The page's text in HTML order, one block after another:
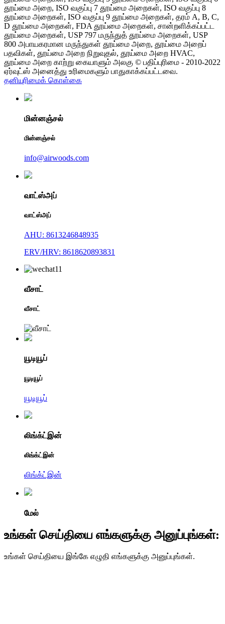
தூய்மை அறை, ISO வகுப்பு 7 தூய்மை அறைகள், ISO வகுப்பு 8
தூய்மை அறைகள், ISO வகுப்பு 9 தூய்மை அறைகள், தரம் A, B, C,
D தூய்மை அறைகள், FDA தூய்மை அறைகள், சான்றளிக்கப்பட்ட
தூய்மை அறைகள், USP 797 மருந்துத் தூய்மை அறைகள், USP
800 அபாயகரமான மருந்துகள் தூய்மை அறை, தூய்மை அறைப்
பதவிகள், தூய்மை அறை நிறுவுதல், தூய்மை அறை HVAC,
தூய்மை அறை காற்று கையாளும் அலகு © பதிப்புரிமை - 2010-2022
ஏர்வுட்ஸ் அனைத்து உரிமைகளும் பாதுகாக்கப்பட்டவை.
தனியுரிமைக் கொள்கை
மின்னஞ்சல்
மின்னஞ்சல்
info@airwoods.com
வாட்ஸ்அப்
வாட்ஸ்அப்
AHU: 8613246848935
ERV/HRV: 8618620893831
வீசாட்
வீசாட்
யூடியூப்
யூடியூப்
யூடியூப்
லிங்க்ட்இன்
லிங்க்ட்இன்
லிங்க்ட்இன்
மேல்
உங்கள் செய்தியை எங்களுக்கு அனுப்புங்கள்:
உங்கள் செய்தியை இங்கே எழுதி எங்களுக்கு அனுப்புங்கள்.